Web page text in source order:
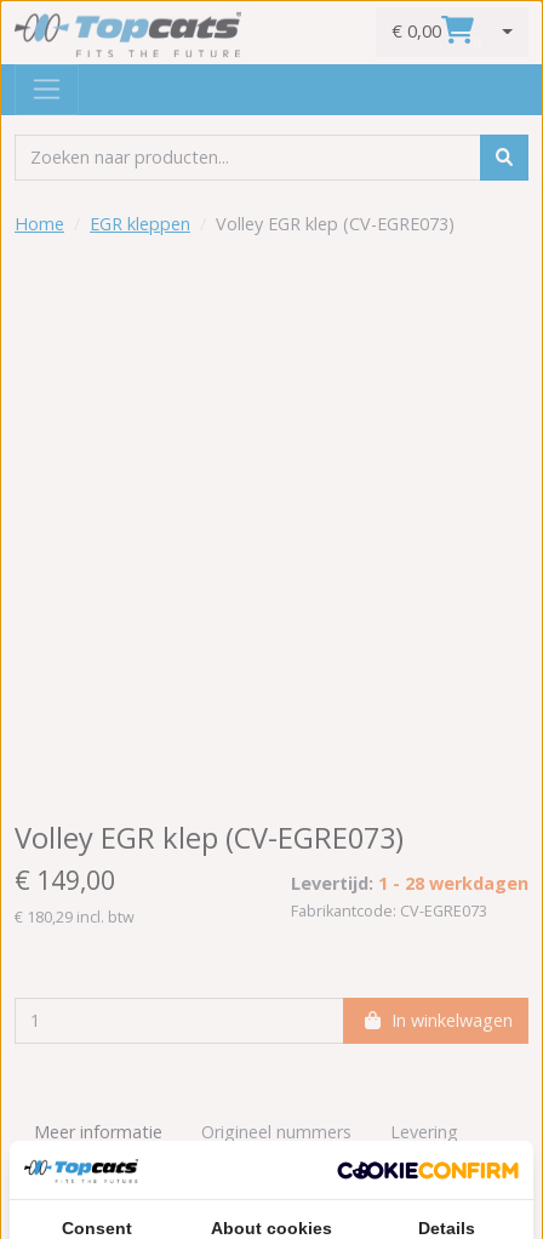
€ 0,00
Home EGR kleppen Volley EGR klep (CV-EGRE073)
Volley EGR klep (CV-EGRE073)
€ 149,00
€ 180,29 incl. btw
Levertijd: 1 - 28 werkdagen
Fabrikantcode: CV-EGRE073
In winkelwagen
Meer informatie Origineel nummers Levering
Consent About cookies Details